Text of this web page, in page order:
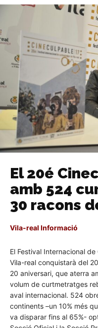
El 20é
amb 524
30 racons
Vila-real Informació
El Festival Internacional
Vila-real conquistarà del
20 aniversari, que aterra
volum de curtmetratges
aval internacional. 524
continents –un 10% més
va disparar fins al 65%-